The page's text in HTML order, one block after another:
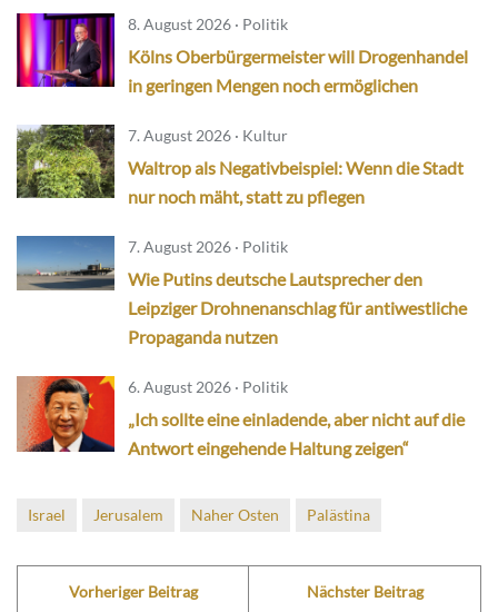
8. August 2026 · Politik
Kölns Oberbürgermeister will Drogenhandel
in geringen Mengen noch ermöglichen
7. August 2026 · Kultur
Waltrop als Negativbeispiel: Wenn die Stadt
nur noch mäht, statt zu pflegen
7. August 2026 · Politik
Wie Putins deutsche Lautsprecher den
Leipziger Drohnenanschlag für antiwestliche
Propaganda nutzen
6. August 2026 · Politik
„Ich sollte eine einladende, aber nicht auf die
Antwort eingehende Haltung zeigen“
Israel Jerusalem Naher Osten Palästina
Vorheriger Beitrag Nächster Beitrag